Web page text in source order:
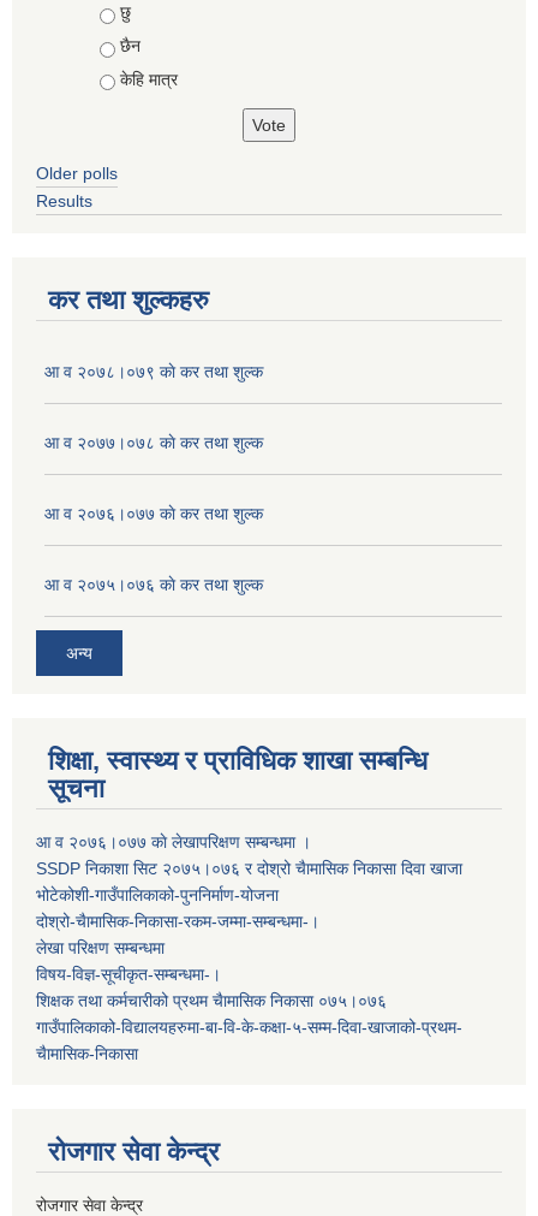
Choices
छु
छैन
केहि मात्र
Older polls
Results
कर तथा शुल्कहरु
आ व २०७८।०७९ काे कर तथा शुल्क
आ व २०७७।०७८ काे कर तथा शुल्क
आ व २०७६।०७७ काे कर तथा शुल्क
आ व २०७५।०७६ काे कर तथा शुल्क
अन्य
शिक्षा, स्वास्थ्य र प्राविधिक शाखा सम्बन्धि
सूचना
आ व २०७६।०७७ काे लेखापरिक्षण सम्बन्धमा ।
SSDP निकाशा सिट २०७५।०७६ र दोश्रो चैामासिक निकासा दिवा खाजा
भोटेकोशी-गाउँपालिकाको-पुननिर्माण-योजना
दोश्रो-चैामासिक-निकासा-रकम-जम्मा-सम्बन्धमा-।
लेखा परिक्षण सम्बन्धमा
विषय-विज्ञ-सूचीकृत-सम्बन्धमा-।
शिक्षक तथा कर्मचारीको प्रथम च‌ैामासिक निकासा ०७५।०७६
गाउँपालिकाको-विद्यालयहरुमा-बा-वि-के-कक्षा-५-सम्म-दिवा-खाजाको-प्रथम-
चैामासिक-निकासा
रोजगार सेवा केन्द्र
रोजगार सेवा केन्द्र